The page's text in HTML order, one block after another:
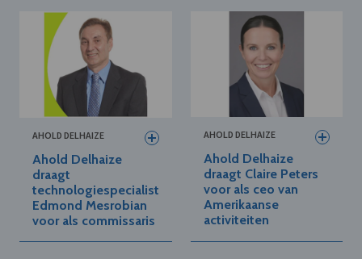
AHOLD DELHAIZE
Ahold Delhaize
draagt
technologiespecialist
Edmond Mesrobian
voor als commissaris
AHOLD DELHAIZE
Ahold Delhaize
draagt Claire Peters
voor als ceo van
Amerikaanse
activiteiten